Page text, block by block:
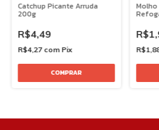
Catchup Picante Arruda
200g
R$4,49
R$4,27 com Pix